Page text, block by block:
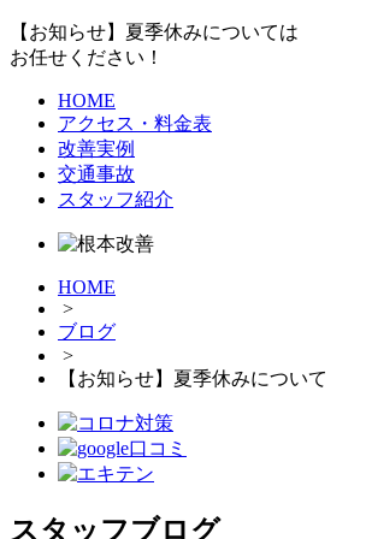
【お知らせ】夏季休みについては
お任せください！
HOME
アクセス・料金表
改善実例
交通事故
スタッフ紹介
HOME
>
ブログ
>
【お知らせ】夏季休みについて
スタッフブログ